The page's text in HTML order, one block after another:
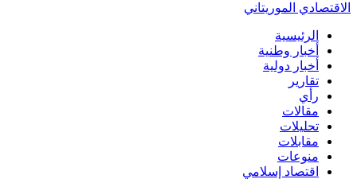
الاقتصادي الموريتاني
الرئيسية
أخبار وطنية
أخبار دولية
تقارير
رأي
مقالات
تحليلات
مقابلات
منوعات
اقتصاد إسلامي